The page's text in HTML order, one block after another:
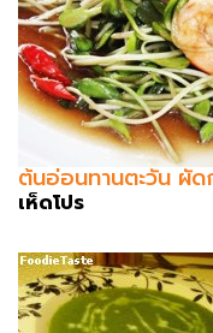
ต้นอ่อนทานตะวัน ผั
เห็ดโปร